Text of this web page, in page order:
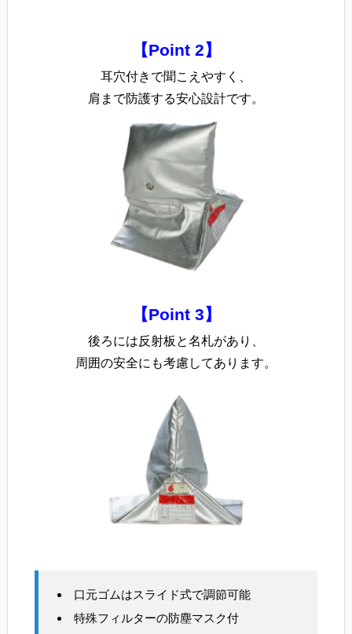
【Point 2】
耳穴付きで聞こえやすく、
肩まで防護する安心設計です。
【Point 3】
後ろには反射板と名札があり、
周囲の安全にも考慮してあります。
口元ゴムはスライド式で調節可能
特殊フィルターの防塵マスク付